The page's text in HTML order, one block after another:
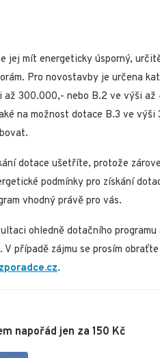
jej mít energeticky úsporný,
Pro novostavby je určena
až 300.000,- nebo B.2 ve výši
na možnost dotace B.3 ve
dotace ušetříte, protože
podmínky pro získání
vhodný právě pro vás.
ohledně dotačního
případě zájmu se prosím obraťte
.
napořád jen za 150 Kč